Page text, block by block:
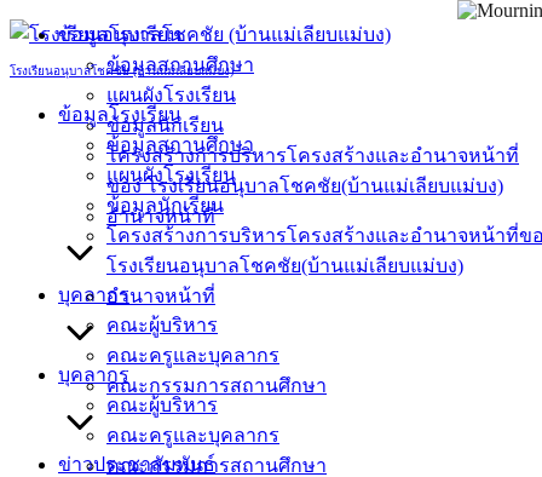
Skip
content
โรงเรียนอนุบาลโชคชัย (บ้านแม่เลียบแม่บง)
ข้อมูลโรงเรียน
ข้อมูลสถานศึกษา
แผนผังโรงเรียน
ข้อมูลนักเรียน
โครงสร้างการบริหารโครงสร้างและอำนาจหน้าที่ข
โรงเรียนอนุบาลโชคชัย(บ้านแม่เลียบแม่บง)
อำนาจหน้าที่
บุคลากร
คณะผู้บริหาร
คณะครูและบุคลากร
คณะกรรมการสถานศึกษา
ข้อมูลโรงเรียน
ข้อมูลสถานศึกษา
แผนผังโรงเรียน
ข้อมูลนักเรียน
โครงสร้างการบริหารโครงสร้างและอำนาจหน้าที่
ของ โรงเรียนอนุบาลโชคชัย(บ้านแม่เลียบแม่บง)
อำนาจหน้าที่
บุคลากร
คณะผู้บริหาร
คณะครูและบุคลากร
คณะกรรมการสถานศึกษา
ข่าวประชาสัมพันธ์